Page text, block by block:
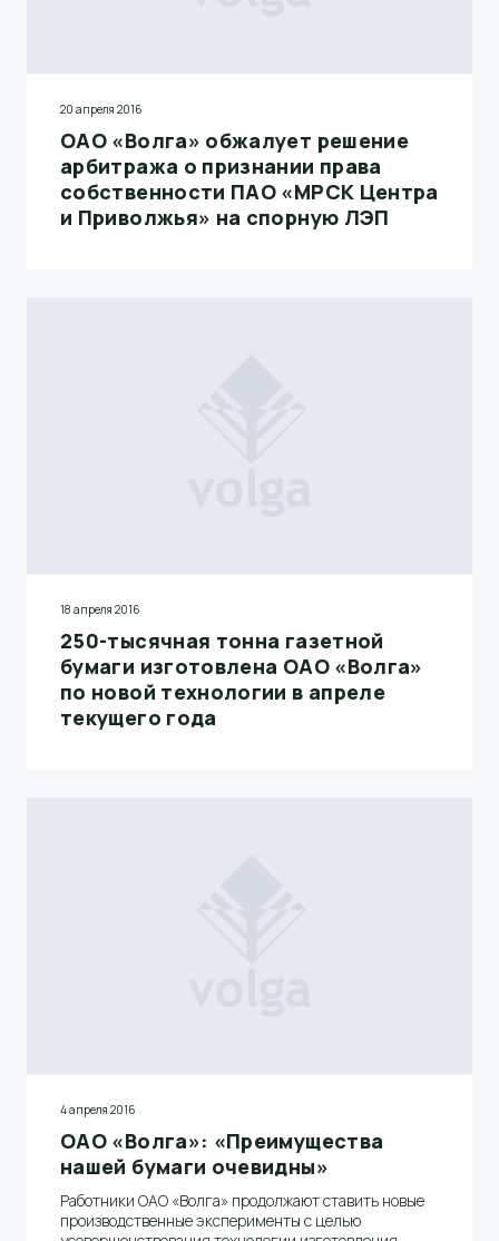
20 апреля 2016
ОАО «Волга» обжалует решение
арбитража о признании права
собственности ПАО «МРСК Центра
и Приволжья» на спорную ЛЭП
18 апреля 2016
250-тысячная тонна газетной
бумаги изготовлена ОАО «Волга»
по новой технологии в апреле
текущего года
4 апреля 2016
ОАО «Волга»: «Преимущества
нашей бумаги очевидны»
Работники ОАО «Волга» продолжают ставить новые
производственные эксперименты с целью